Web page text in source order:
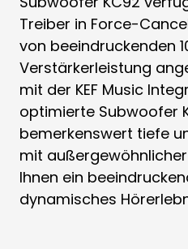
Treiber in Force-
von beeindruckenden
Verstärkerleistung
mit der KEF Music
optimierte Subwoofer
bemerkenswert tiefe
mit
Ihnen ein
dynamisches